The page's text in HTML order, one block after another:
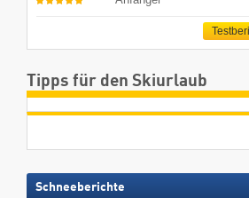
Tipps für den Skiurlaub
Schneeberichte